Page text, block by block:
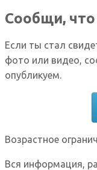
Сообщи, что
Если ты стал
фото или видео,
опубликуем.
Возрастное
Вся информация,